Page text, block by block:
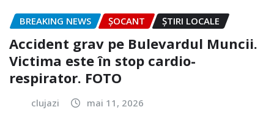
BREAKING NEWS ȘOCANT ȘTIRI LOCALE
Accident grav pe Bulevardul Muncii.
Victima este în stop cardio-
respirator. FOTO
clujazi mai 11, 2026